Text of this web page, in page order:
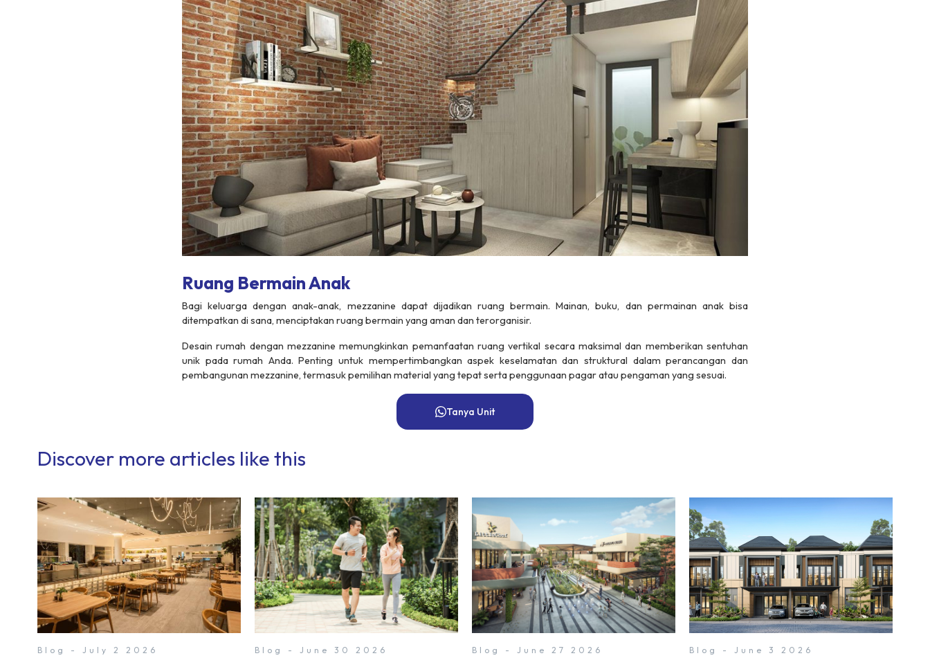
Ruang Bermain Anak
Bagi keluarga dengan anak-anak, mezzanine dapat dijadikan ruang bermain. Mainan, buku, dan permainan anak bisa
ditempatkan di sana, menciptakan ruang bermain yang aman dan terorganisir.
Desain rumah dengan mezzanine memungkinkan pemanfaatan ruang vertikal secara maksimal dan memberikan sentuhan
unik pada rumah Anda. Penting untuk mempertimbangkan aspek keselamatan dan struktural dalam perancangan dan
pembangunan mezzanine, termasuk pemilihan material yang tepat serta penggunaan pagar atau pengaman yang sesuai.
Tanya Unit
Discover more articles like this
Blog - July 2 2026 Blog - June 30 2026 Blog - June 27 2026 Blog - June 3 2026